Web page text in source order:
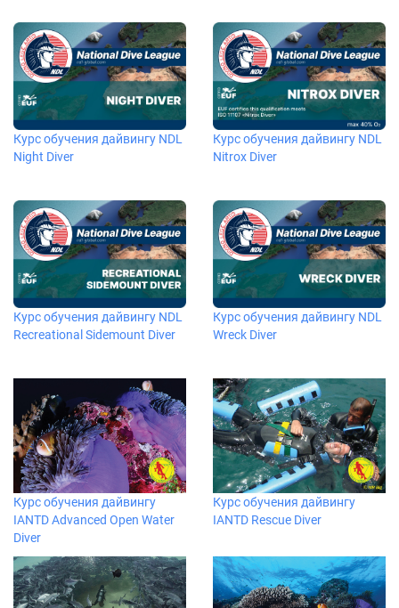
Курс обучения дайвингу NDL
Night Diver
Курс обучения дайвингу NDL
Nitrox Diver
Курс обучения дайвингу NDL
Recreational Sidemount Diver
Курс обучения дайвингу NDL
Wreck Diver
Курс обучения дайвингу
IANTD Advanced Open Water
Diver
Курс обучения дайвингу
IANTD Rescue Diver